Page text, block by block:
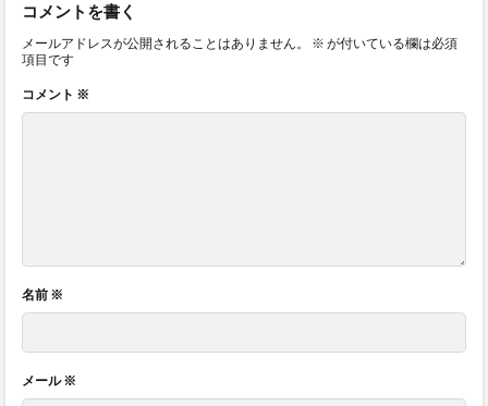
コメントを書く
メールアドレスが公開されることはありません。 ※ が付いている欄は必須
項目です
コメント ※
名前 ※
メール※